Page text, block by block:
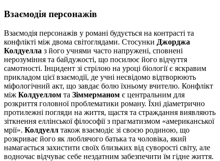
Взаємодія персонажів
Взаємодія персонажів у романі будується на контрасті та
конфлікті між двома світоглядами. Стосунки Джорджа
Колдуелла з його учнями часто напружені, сповнені
нерозуміння та байдужості, що посилює його відчуття
самотності. Інцидент зі стрілою на уроці біології є яскравим
прикладом цієї взаємодії, де учні несвідомо відтворюють
міфологічний акт, що завдає болю їхньому вчителю. Конфлікт
між Колдуеллом та Зіммерманом є центральним для
розкриття головної проблематики роману. Їхні діаметрично
протилежні погляди на життя, щастя та страждання виявляють
зіткнення еллінської філософії з прагматизмом «американської
мрії». Колдуелл також взаємодіє зі своєю родиною, що
розкриває його як люблячого батька та чоловіка, який
намагається захистити своїх близьких від суворості світу, але
водночас відчуває себе нездатним забезпечити їм гідне життя.